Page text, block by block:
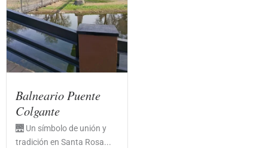
Balneario Puente
Colgante
🌉 Un símbolo de unión y
tradición en Santa Rosa...